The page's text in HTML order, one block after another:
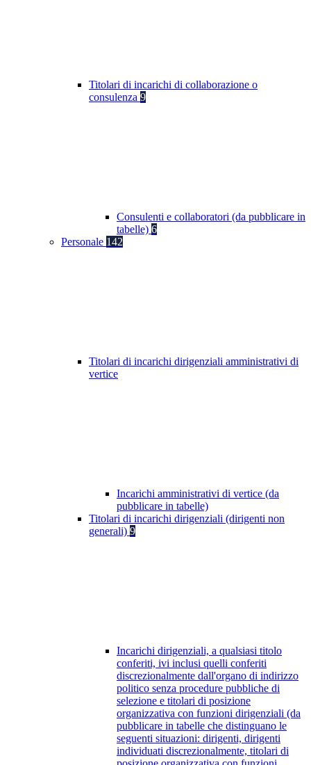
Titolari di incarichi di collaborazione o
consulenza 9
Consulenti e collaboratori (da pubblicare in
tabelle) 6
Personale 142
Titolari di incarichi dirigenziali amministrativi di
vertice
Incarichi amministrativi di vertice (da
pubblicare in tabelle)
Titolari di incarichi dirigenziali (dirigenti non
generali) 9
Incarichi dirigenziali, a qualsiasi titolo
conferiti, ivi inclusi quelli conferiti
discrezionalmente dall'organo di indirizzo
politico senza procedure pubbliche di
selezione e titolari di posizione
organizzativa con funzioni dirigenziali (da
pubblicare in tabelle che distinguano le
seguenti situazioni: dirigenti, dirigenti
individuati discrezionalmente, titolari di